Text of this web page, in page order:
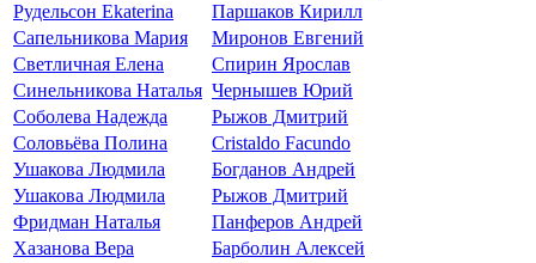
Рудельсон Ekaterina
Паршаков Кирилл
Сапельникова Мария
Миронов Евгений
Светличная Елена
Спирин Ярослав
Синельникова Наталья Чернышев Юрий
Соболева Надежда
Рыжов Дмитрий
Соловьёва Полина
Cristaldo Facundo
Ушакова Людмила
Богданов Андрей
Ушакова Людмила
Рыжов Дмитрий
Фридман Наталья
Панферов Андрей
Хазанова Вера
Барболин Алексей